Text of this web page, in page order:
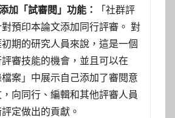
加「試審閱」功能：
「社群評
預印本論文添加同行評審。 對
期的研究人員來說，這是一個
審技能的機會，並且可以在
檔案」中展示自己添加了審閱意
向同行、編輯和其他評審人員
定做出的貢獻。